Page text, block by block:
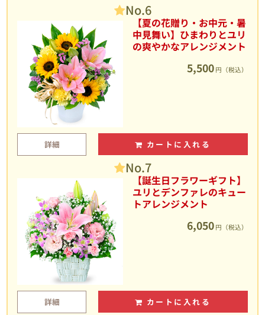
No.6
【夏の花贈り・お中元・暑
中見舞い】ひまわりとユリ
の爽やかなアレンジメント
5,500 円（税込）
詳細 カートに入れる
No.7
【誕生日フラワーギフト】
ユリとデンファレのキュー
トアレンジメント
6,050 円（税込）
詳細 カートに入れる